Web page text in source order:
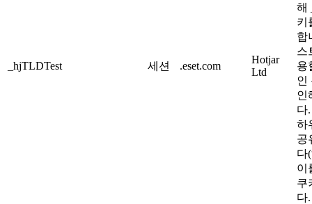
_hjTLDTest 세션 .eset.com
Hotjar
Ltd
해
키
합
스
용
인
인
다
하
공
다
이
쿠
다.